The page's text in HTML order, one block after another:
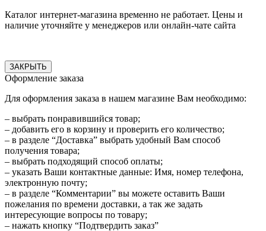
Каталог интернет-магазина временно не работает. Цены и
наличие уточняйте у менеджеров или онлайн-чате сайта
ЗАКРЫТЬ
Оформление заказа
Для оформления заказа в нашем магазине Вам необходимо:
– выбрать понравившийся товар;
– добавить его в корзину и проверить его количество;
– в разделе “Доставка” выбрать удобный Вам способ
получения товара;
– выбрать подходящий способ оплаты;
– указать Ваши контактные данные: Имя, номер телефона,
электронную почту;
– в разделе “Комментарии” вы можете оставить Ваши
пожелания по времени доставки, а так же задать
интересующие вопросы по товару;
– нажать кнопку “Подтвердить заказ”